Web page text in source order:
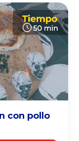
con pollo